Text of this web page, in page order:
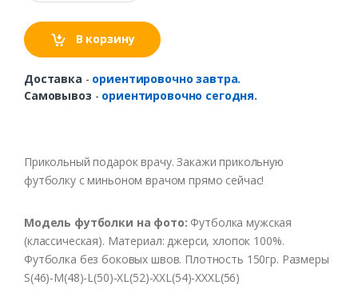
В корзину
Доставка - ориентировочно завтра.
Самовывоз - ориентировочно сегодня.
Прикольный подарок врачу. Закажи прикольную
футболку с миньоном врачом прямо сейчас!
Модель футболки на фото: Футболка мужская
(классическая). Материал: джерси, хлопок 100%.
Футболка без боковых швов. Плотность 150гр. Размеры
S(46)-M(48)-L(50)-XL(52)-XXL(54)-XXXL(56)